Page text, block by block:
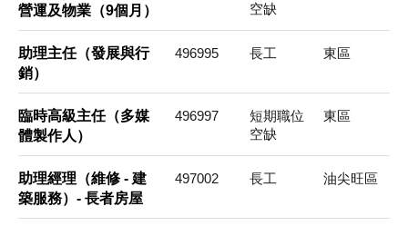
營運及物業（9個月）
空缺
助理主任（發展與行
銷）
496995 長工 東區
臨時高級主任（多媒
體製作人）
496997
短期職位
空缺
東區
助理經理（維修 - 建
築服務）- 長者房屋
497002 長工 油尖旺區